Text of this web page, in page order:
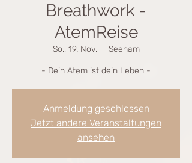
Breathwork -
AtemReise
So., 19. Nov.
  |
Seeham
- Dein Atem ist dein Leben -
Anmeldung geschlossen
Jetzt andere Veranstaltungen
ansehen